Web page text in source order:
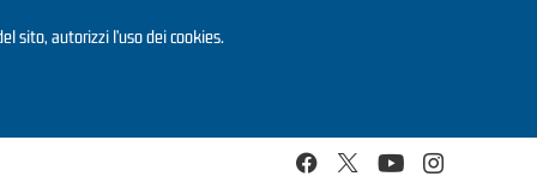
sito, autorizzi l’uso dei cookies.